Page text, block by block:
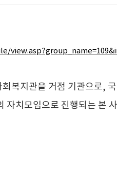
복지관을 거점 기관으로,
자치모임으로 진행되는 본